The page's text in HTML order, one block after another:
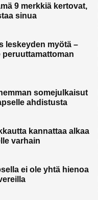
9 merkkiä kertovat,
sinua
leskeyden myötä –
peruuttamattoman
somejulkaisut
ahdistusta
kannattaa alkaa
varhain
ei ole yhtä hienoa